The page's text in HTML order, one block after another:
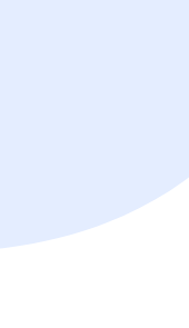
-10 %